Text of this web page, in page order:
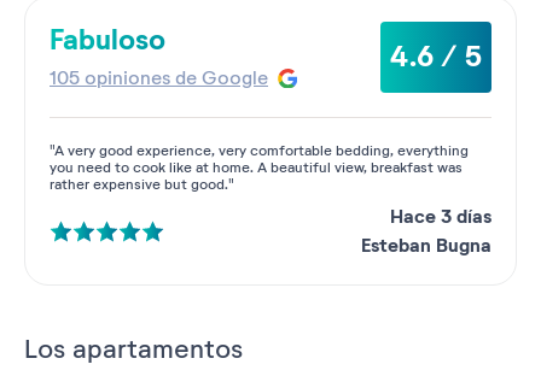
Fabuloso
105 opiniones de Google
4.6 / 5
"A very good experience, very comfortable bedding, everything
you need to cook like at home. A beautiful view, breakfast was
rather expensive but good."
Hace 3 días
Esteban Bugna
Los apartamentos